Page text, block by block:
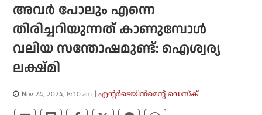
അവർ പോലും എന്നെ
തിരിച്ചറിയുന്നത് കാണുമ്പോൾ
വലിയ സന്തോഷമുണ്ട്: ഐശ്വര്യ
ലക്ഷ്മി
Nov 24, 2024, 8:10 am എന്റര്‍ടെയിന്‍മെന്റ് ഡെസ്‌ക്